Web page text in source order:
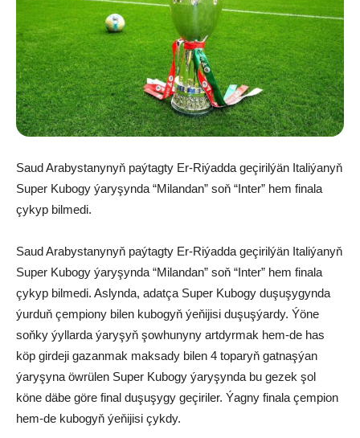
Saud Arabystanynyň paýtagty Er-Riýadda geçirilýän Italiýanyň
Super Kubogy ýaryşynda “Milandan” soň “Inter” hem finala
çykyp bilmedi.
Saud Arabystanynyň paýtagty Er-Riýadda geçirilýän Italiýanyň
Super Kubogy ýaryşynda “Milandan” soň “Inter” hem finala
çykyp bilmedi. Aslynda, adatça Super Kubogy duşuşygynda
ýurduň çempiony bilen kubogyň ýeňijisi duşuşýardy. Ýöne
soňky ýyllarda ýaryşyň şowhunyny artdyrmak hem-de has
köp girdeji gazanmak maksady bilen 4 toparyň gatnaşýan
ýaryşyna öwrülen Super Kubogy ýaryşynda bu gezek şol
köne däbe göre final duşuşygy geçiriler. Ýagny finala çempion
hem-de kubogyň ýeňijisi çykdy.